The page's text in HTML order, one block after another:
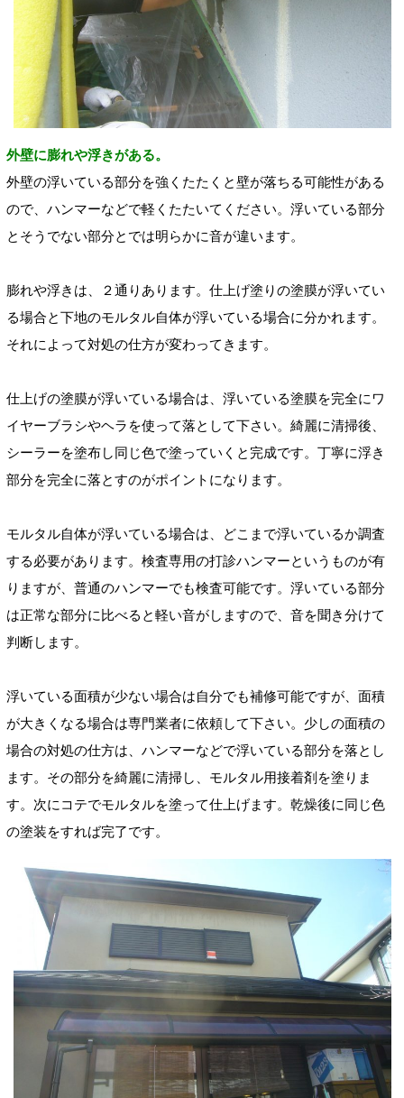
外壁に膨れや浮きがある。
外壁の浮いている部分を強くたたくと壁が落ちる可能性がある
ので、ハンマーなどで軽くたたいてください。浮いている部分
とそうでない部分とでは明らかに音が違います。
膨れや浮きは、２通りあります。仕上げ塗りの塗膜が浮いてい
る場合と下地のモルタル自体が浮いている場合に分かれます。
それによって対処の仕方が変わってきます。
仕上げの塗膜が浮いている場合は、浮いている塗膜を完全にワ
イヤーブラシやヘラを使って落として下さい。綺麗に清掃後、
シーラーを塗布し同じ色で塗っていくと完成です。丁寧に浮き
部分を完全に落とすのがポイントになります。
モルタル自体が浮いている場合は、どこまで浮いているか調査
する必要があります。検査専用の打診ハンマーというものが有
りますが、普通のハンマーでも検査可能です。浮いている部分
は正常な部分に比べると軽い音がしますので、音を聞き分けて
判断します。
浮いている面積が少ない場合は自分でも補修可能ですが、面積
が大きくなる場合は専門業者に依頼して下さい。少しの面積の
場合の対処の仕方は、ハンマーなどで浮いている部分を落とし
ます。その部分を綺麗に清掃し、モルタル用接着剤を塗りま
す。次にコテでモルタルを塗って仕上げます。乾燥後に同じ色
の塗装をすれば完了です。